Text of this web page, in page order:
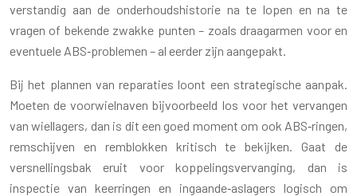
verstandig aan de onderhoudshistorie na te lopen en na te
vragen of bekende zwakke punten – zoals draagarmen voor en
eventuele ABS‑problemen – al eerder zijn aangepakt.
Bij het plannen van reparaties loont een strategische aanpak.
Moeten de voorwielnaven bijvoorbeeld los voor het vervangen
van wiellagers, dan is dit een goed moment om ook ABS‑ringen,
remschijven en remblokken kritisch te bekijken. Gaat de
versnellingsbak eruit voor koppelingsvervanging, dan is
inspectie van keerringen en ingaande‑aslagers logisch om